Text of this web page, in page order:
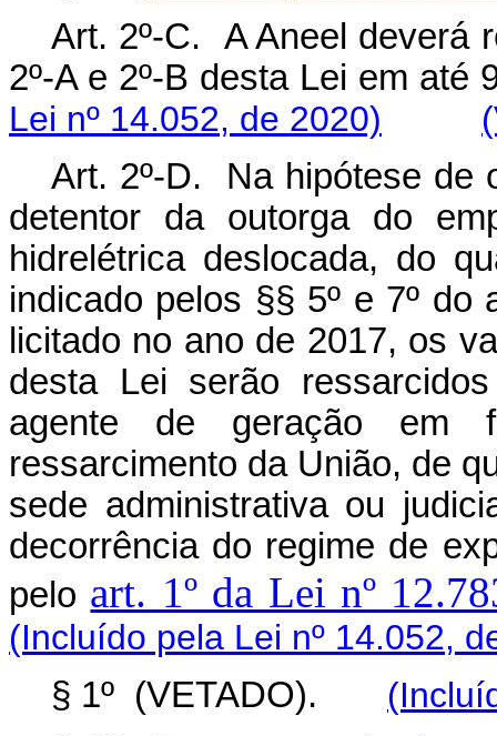
Art. 2º-C. A Aneel deverá
2º-A e 2º-B desta Lei em
Lei nº 14.052, de 2020)
Art. 2º-D. Na hipótese de
detentor da outorga do
hidrelétrica deslocada, do
indicado pelos §§ 5º e 7º
licitado no ano de 2017, os
desta Lei serão
agente de geração em
ressarcimento da União, de
sede administrativa ou
decorrência do regime de
pelo art. 1º da Lei nº
(Incluído pela Lei nº 14.052,
§ 1º (VETADO).